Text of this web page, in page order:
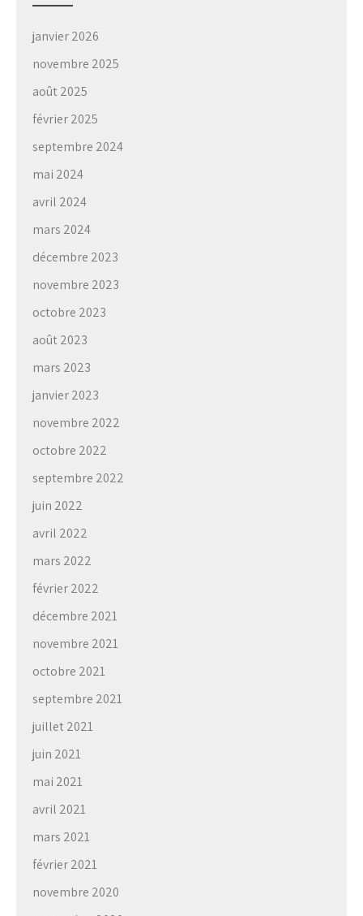
janvier 2026
novembre 2025
août 2025
février 2025
septembre 2024
mai 2024
avril 2024
mars 2024
décembre 2023
novembre 2023
octobre 2023
août 2023
mars 2023
janvier 2023
novembre 2022
octobre 2022
septembre 2022
juin 2022
avril 2022
mars 2022
février 2022
décembre 2021
novembre 2021
octobre 2021
septembre 2021
juillet 2021
juin 2021
mai 2021
avril 2021
mars 2021
février 2021
novembre 2020